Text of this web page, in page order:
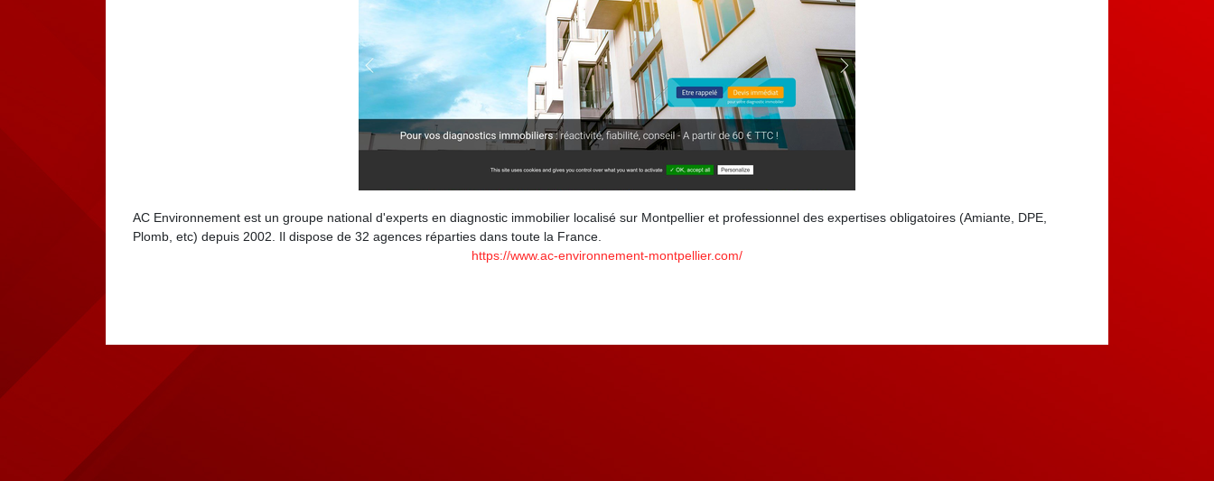
AC Environnement est un groupe national d'experts en diagnostic immobilier localisé sur Montpellier et professionnel des expertises obligatoires (Amiante, DPE,
Plomb, etc) depuis 2002. Il dispose de 32 agences réparties dans toute la France.
https://www.ac-environnement-montpellier.com/